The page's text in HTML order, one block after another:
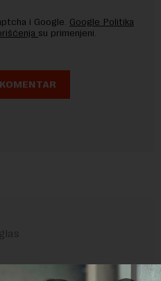
i Google. Google Politika
su primenjeni.